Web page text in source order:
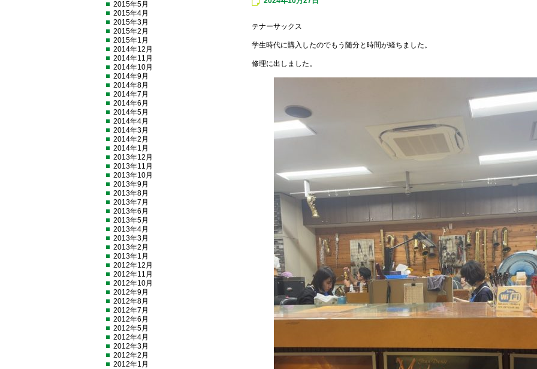
テナーサックス
学生時代に購入したのでもう随分と時間が経ちました。
修理に出しました。
2015年5月
2015年4月
2015年3月
2015年2月
2015年1月
2014年12月
2014年11月
2014年10月
2014年9月
2014年8月
2014年7月
2014年6月
2014年5月
2014年4月
2014年3月
2014年2月
2014年1月
2013年12月
2013年11月
2013年10月
2013年9月
2013年8月
2013年7月
2013年6月
2013年5月
2013年4月
2013年3月
2013年2月
2013年1月
2012年12月
2012年11月
2012年10月
2012年9月
2012年8月
2012年7月
2012年6月
2012年5月
2012年4月
2012年3月
2012年2月
2012年1月